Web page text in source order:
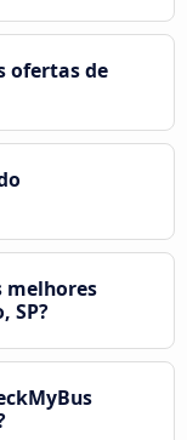
ofertas de
melhores
SP?